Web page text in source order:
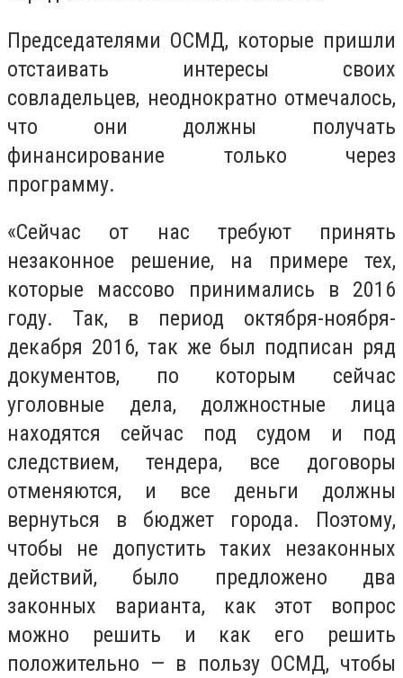
Председателями ОСМД, которые пришли
отстаивать интересы своих
совладельцев, неоднократно отмечалось,
что они должны получать
финансирование только через
программу.
«Сейчас от нас требуют принять
незаконное решение, на примере тех,
которые массово принимались в 2016
году. Так, в период октября-ноября-
декабря 2016, так же был подписан ряд
документов, по которым сейчас
уголовные дела, должностные лица
находятся сейчас под судом и под
следствием, тендера, все договоры
отменяются, и все деньги должны
вернуться в бюджет города. Поэтому,
чтобы не допустить таких незаконных
действий, было предложено два
законных варианта, как этот вопрос
можно решить и как его решить
положительно — в пользу ОСМД, чтобы